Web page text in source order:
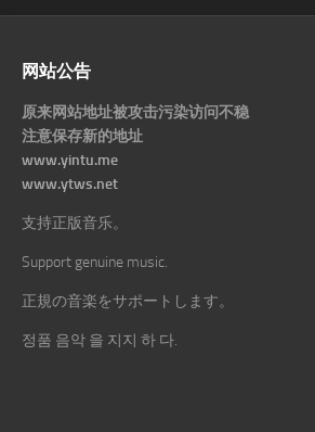
网站公告
原来网站地址被攻击污染访问不稳
注意保存新的地址
www.yintu.me
www.ytws.net
支持正版音乐。
Support genuine music.
正規の音楽をサポートします。
정품 음악 을 지지 하 다.